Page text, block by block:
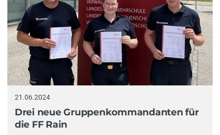
21.06.2024
Drei neue Gruppenkommandanten für
die FF Rain